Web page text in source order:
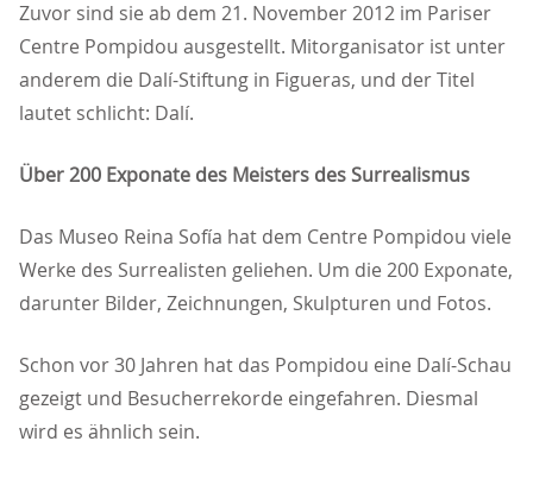
Zuvor sind sie ab dem 21. November 2012 im Pariser
Centre Pompidou ausgestellt. Mitorganisator ist unter
anderem die Dalí-Stiftung in Figueras, und der Titel
lautet schlicht: Dalí.
Über 200 Exponate des Meisters des Surrealismus
Das Museo Reina Sofía hat dem Centre Pompidou viele
Werke des Surrealisten geliehen. Um die 200 Exponate,
darunter Bilder, Zeichnungen, Skulpturen und Fotos.
Schon vor 30 Jahren hat das Pompidou eine Dalí-Schau
gezeigt und Besucherrekorde eingefahren. Diesmal
wird es ähnlich sein.